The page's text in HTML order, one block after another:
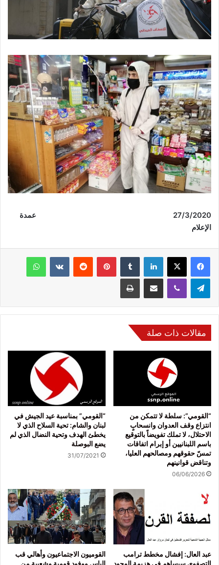
27/3/2020
عمدة
الإعلام
فيسبوك لينكدإن بينتيريست
مقالات ذات صلة
“القومي”: سلطة لا تتمكن من
انتزاع وقف العدوان وانسحابٍ
الاحتلال، لا تملك تفويضاً بالتوقيع
باسم اللبنانيين أو إبرام اتفاقات
تمسّ حقوقهم ومصالحهم العليا،
وتناقض قوانينهم
06/06/2026
“القومي” بمناسبة عيد الجيش في
لبنان والشام: تحية السلاح الذي لا
يخطئ الهدف وتحية النضال الذي لم
يضع البوصلة
31/07/2021
عبد العال: إفشال مخطط ترامب
التصفوي سيساهم في هزيمة الوجود
القوميون الاجتماعيون وأهالي قب
الياس ووفود قومية وشعبية من